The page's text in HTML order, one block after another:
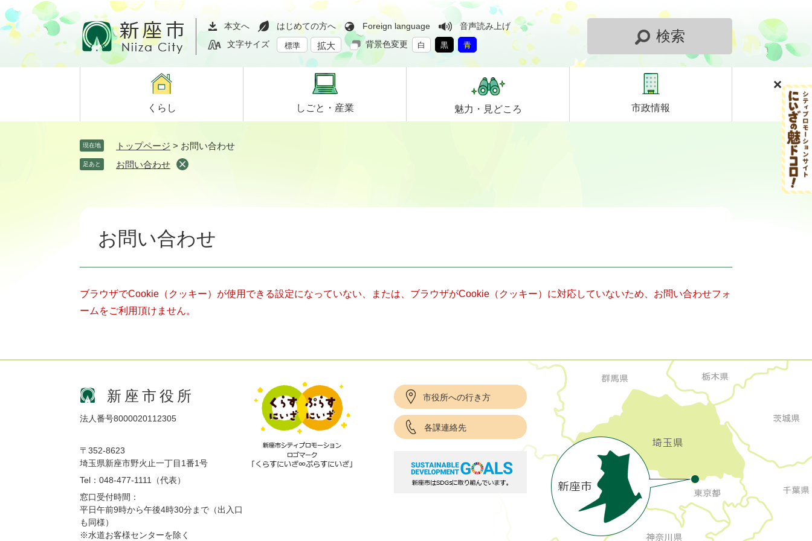
ペ
ー
ジ
メ
ニ
ュ
て
本文へ はじめての方へ Foreign language
音声読み上げ
文字サイズ
標準 拡大 背景色変更 白 黒 青
検索
くらし しごと・ 産業 魅力・ 見どころ 市政情報
現在地 トップページ > お問い合わせ
足あと お問い合わせ
お問い合わせ
ブラウザでCookie（クッキー）が使用できる設定になっていない、または、ブラウザがCookie（クッキー）に対応していないため、お問い合わせフォ
ームをご利用頂けません。
新座市役所
法人番号8000020112305
〒352-8623
埼玉県新座市野火止一丁目1番1号
Tel：048-477-1111（代表）
窓口受付時間：
平日午前9時から午後4時30分まで（出入口
も同様）
※水道お客様センターを除く
市役所への行き方
各課連絡先